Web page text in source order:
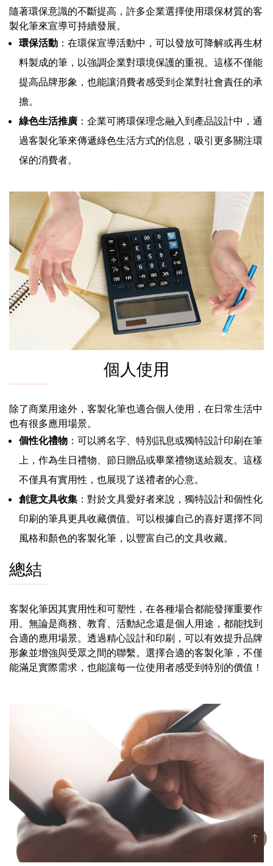
隨著環保意識的不斷提高，許多企業選擇使用環保材質的客
製化筆來宣導可持續發展。
環保活動 ：在環保宣導活動中，可以發放可降解或再生材
料製成的筆，以強調企業對環境保護的重視。這樣不僅能
提高品牌形象，也能讓消費者感受到企業對社會責任的承
擔。
綠色生活推廣 ：企業可將環保理念融入到產品設計中，通
過客製化筆來傳遞綠色生活方式的信息，吸引更多關注環
保的消費者。
個人使用
除了商業用途外，客製化筆也適合個人使用，在日常生活中
也有很多應用場景。
個性化禮物 ：可以將名字、特別訊息或獨特設計印刷在筆
上，作為生日禮物、節日贈品或畢業禮物送給親友。這樣
不僅具有實用性，也展現了送禮者的心意。
創意文具收集 ：對於文具愛好者來說，獨特設計和個性化
印刷的筆具更具收藏價值。可以根據自己的喜好選擇不同
風格和顏色的客製化筆，以豐富自己的文具收藏。
總結
客製化筆因其實用性和可塑性，在各種場合都能發揮重要作
用。無論是商務、教育、活動紀念還是個人用途，都能找到
合適的應用場景。透過精心設計和印刷，可以有效提升品牌
形象並增強與受眾之間的聯繫。選擇合適的客製化筆，不僅
能滿足實際需求，也能讓每一位使用者感受到特別的價值！